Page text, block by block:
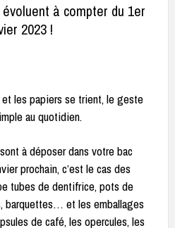
à compter du 1er
2023 !
les papiers se trient, le geste
au quotidien.
à déposer dans votre bac
prochain, c’est le cas des
tubes de dentifrice, pots de
barquettes… et les emballages
de café, les opercules, les